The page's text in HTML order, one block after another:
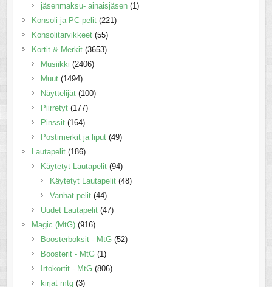
jäsenmaksu- ainaisjäsen (1)
Konsoli ja PC-pelit (221)
Konsolitarvikkeet (55)
Kortit & Merkit (3653)
Musiikki (2406)
Muut (1494)
Näyttelijät (100)
Piirretyt (177)
Pinssit (164)
Postimerkit ja liput (49)
Lautapelit (186)
Käytetyt Lautapelit (94)
Käytetyt Lautapelit (48)
Vanhat pelit (44)
Uudet Lautapelit (47)
Magic (MtG) (916)
Boosterboksit - MtG (52)
Boosterit - MtG (1)
Irtokortit - MtG (806)
kirjat mtg (3)